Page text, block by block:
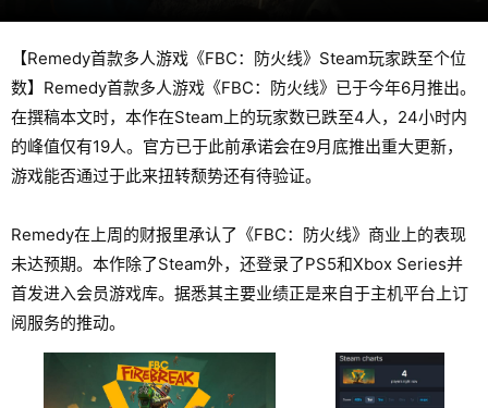
【Remedy首款多人游戏《FBC：防火线》Steam玩家跌至个位
数】Remedy首款多人游戏《FBC：防火线》已于今年6月推出。
在撰稿本文时，本作在Steam上的玩家数已跌至4人，24小时内
的峰值仅有19人。官方已于此前承诺会在9月底推出重大更新，
游戏能否通过于此来扭转颓势还有待验证。
Remedy在上周的财报里承认了《FBC：防火线》商业上的表现
未达预期。本作除了Steam外，还登录了PS5和Xbox Series并
首发进入会员游戏库。据悉其主要业绩正是来自于主机平台上订
阅服务的推动。